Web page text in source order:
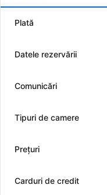
Plată
Datele rezervării
Comunicări
Tipuri de camere
Preţuri
Carduri de credit